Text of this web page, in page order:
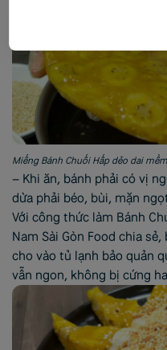
Miếng Bánh Chuối Hấp dẻo dai
– Khi ăn, bánh phải có vị
dừa phải béo, bùi, mặn
Với công thức làm Bánh
Nam Sài Gòn Food chia
cho vào tủ lạnh bảo quản
vẫn ngon, không bị cứng